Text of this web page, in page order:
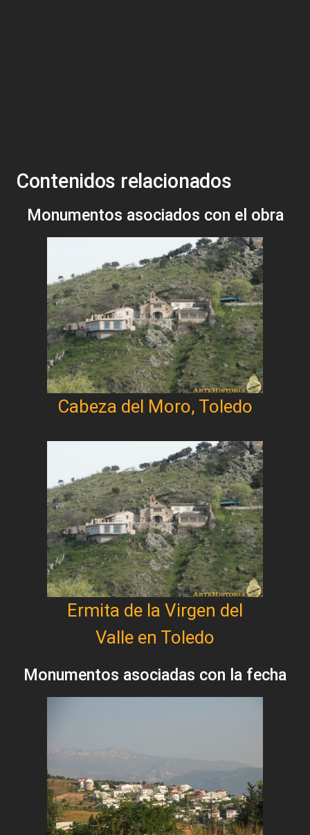
Contenidos relacionados
Monumentos asociados con el obra
Cabeza del Moro, Toledo
Ermita de la Virgen del
Valle en Toledo
Monumentos asociadas con la fecha